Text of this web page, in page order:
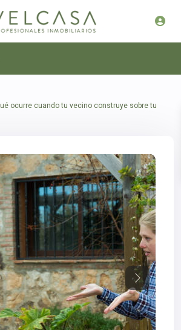
ocurre cuando tu vecino construye sobre tu
Next